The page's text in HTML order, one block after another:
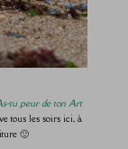
tu peur de ton Art
tous les soirs ici, à
🙂